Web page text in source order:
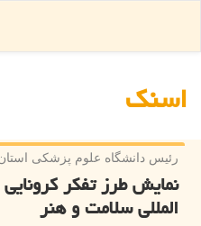
اسنك
رئیس دانشگاه علوم پزشكی
نمایش طرز تفكر
المللی سلامت و هنر